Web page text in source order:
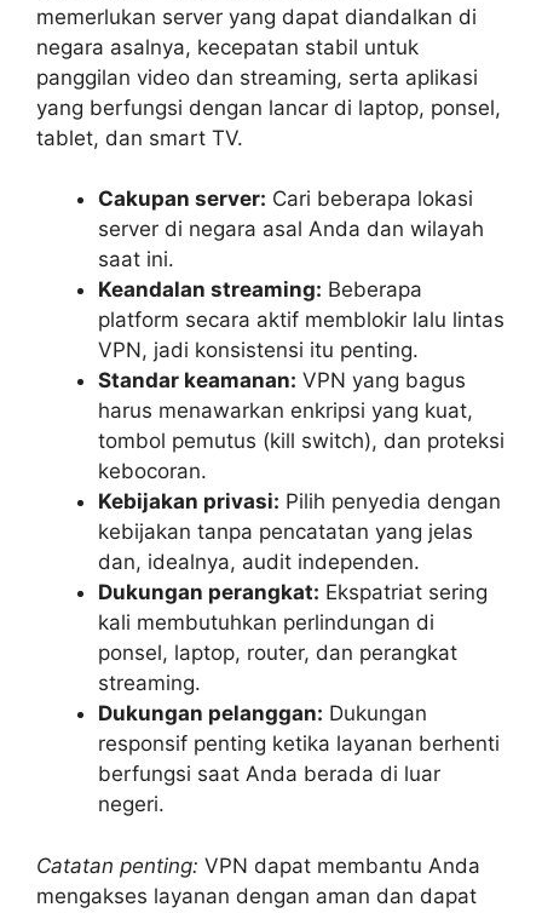
memerlukan server yang dapat diandalkan di
negara asalnya, kecepatan stabil untuk
panggilan video dan streaming, serta aplikasi
yang berfungsi dengan lancar di laptop, ponsel,
tablet, dan smart TV.
Cakupan server: Cari beberapa lokasi
server di negara asal Anda dan wilayah
saat ini.
Keandalan streaming: Beberapa
platform secara aktif memblokir lalu lintas
VPN, jadi konsistensi itu penting.
Standar keamanan: VPN yang bagus
harus menawarkan enkripsi yang kuat,
tombol pemutus (kill switch), dan proteksi
kebocoran.
Kebijakan privasi: Pilih penyedia dengan
kebijakan tanpa pencatatan yang jelas
dan, idealnya, audit independen.
Dukungan perangkat: Ekspatriat sering
kali membutuhkan perlindungan di
ponsel, laptop, router, dan perangkat
streaming.
Dukungan pelanggan: Dukungan
responsif penting ketika layanan berhenti
berfungsi saat Anda berada di luar
negeri.
Catatan penting: VPN dapat membantu Anda
mengakses layanan dengan aman dan dapat